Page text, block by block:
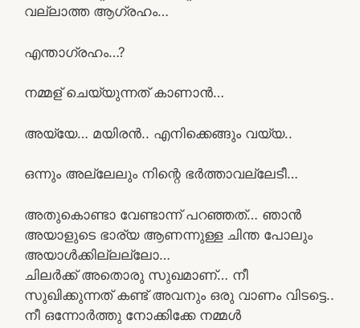
വല്ലാത്ത ആഗ്രഹം…
എന്താഗ്രഹം…?
നമ്മള് ചെയ്യുന്നത് കാണാൻ…
അയ്യേ… മയിരൻ.. എനിക്കെങ്ങും വയ്യ..
ഒന്നും അല്ലേലും നിന്റെ ഭർത്താവല്ലേടീ…
അതുകൊണ്ടാ വേണ്ടാന്ന് പറഞ്ഞത്… ഞാൻ
അയാളുടെ ഭാര്യ ആണന്നുള്ള ചിന്ത പോലും
അയാൾക്കില്ലല്ലോ…
ചിലർക്ക് അതൊരു സുഖമാണ്… നീ
സുഖിക്കുന്നത് കണ്ട് അവനും ഒരു വാണം വിടട്ടെ..
നീ ഒന്നോർത്തു നോക്കിക്കേ നമ്മൾ